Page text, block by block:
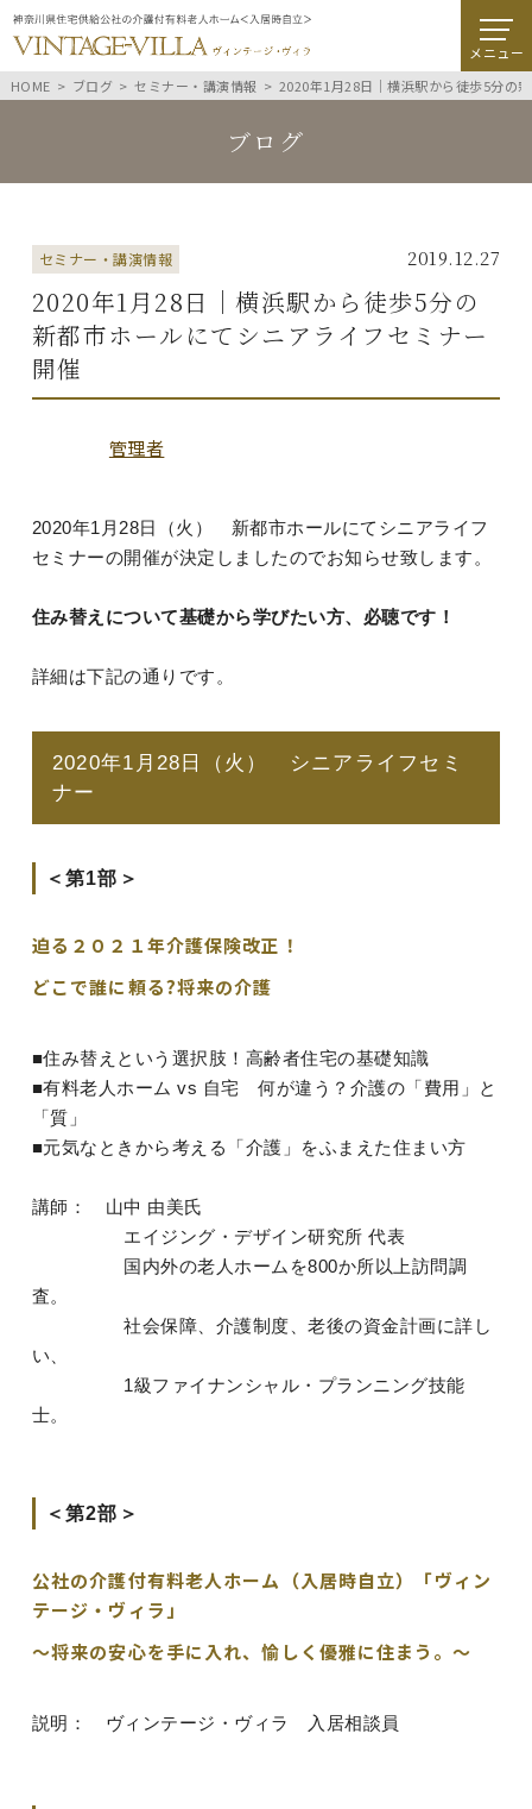
メニュー
HOME
ブログ セミナー・講演情報 2020年1月28日｜横浜駅から徒歩5分の
ブログ
セミナー・講演情報 2019.12.27
2020年1月28日｜横浜駅から徒歩5分の
新都市ホールにてシニアライフセミナー
開催
管理者
2020年1月28日（火） 新都市ホールにてシニアライフ
セミナーの開催が決定しましたのでお知らせ致します。
住み替えについて基礎から学びたい方、必聴です！
詳細は下記の通りです。
2020年1月28日（火） シニアライフセミ
ナー
＜第1部＞
迫る２０２１年介護保険改正！
どこで誰に頼る?将来の介護
■住み替えという選択肢！高齢者住宅の基礎知識
■有料老人ホーム vs 自宅 何が違う？介護の「費用」と
「質」
■元気なときから考える「介護」をふまえた住まい方
講師： 山中 由美氏
エイジング・デザイン研究所 代表
国内外の老人ホームを800か所以上訪問調
査。
社会保障、介護制度、老後の資金計画に詳し
い、
1級ファイナンシャル・プランニング技能
士。
＜第2部＞
公社の介護付有料老人ホーム（入居時自立）「ヴィン
テージ・ヴィラ」
～将来の安心を手に入れ、愉しく優雅に住まう。～
説明： ヴィンテージ・ヴィラ 入居相談員